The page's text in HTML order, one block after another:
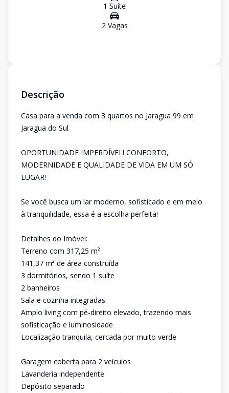
1 Suíte
2Vagas
Descrição
Casa para a venda com 3 quartos no Jaragua 99 em
Jaragua do Sul
OPORTUNIDADE IMPERDÍVEL! CONFORTO,
MODERNIDADE E QUALIDADE DE VIDA EM UM SÓ
LUGAR!
Se você busca um lar moderno, sofisticado e em meio
à tranquilidade, essa é a escolha perfeita!
Detalhes do Imóvel:
Terreno com 317,25 m²
141,37 m² de área construída
3 dormitórios, sendo 1 suíte
2 banheiros
Sala e cozinha integradas
Amplo living com pé-direito elevado, trazendo mais
sofisticação e luminosidade
Localização tranquila, cercada por muito verde
Garagem coberta para 2 veículos
Lavanderia independente
Depósito separado